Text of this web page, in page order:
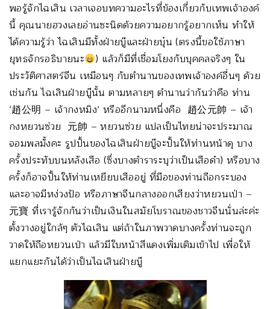
พอรู้จักไฉเสิน เวลาเจอบทความอะไรที่ข้องเกี่ยวกับเทพเจ้าองค์
นี้ คุณนายฮวงเลยอ่านซะนิดด้วยความอยากรู้อยากเห็น ทำให้
ได้ความรู้ว่า ไฉเสินมีทั้งฝ่ายบู๊และฝ่ายบุ๋น (ตรงนี้ขอใช้ภาษา
ยุทธจักรอธิบายนะ
) แล้วก็มีที่เชื่อมโยงกับบุคคลจริงๆ ใน
ประวัติศาสตร์จีน เหมือนๆ กับตำนานของเทพเจ้าองค์อื่นๆ ด้วย
เช่นกัน ไฉเสินฝ่ายบู๊นั้น ตามหลายๆ ตำนานว่ากันว่าคือ ท่าน
‘趙公明 – เจ้ากงหมิง’ หรืออีกนามหนึ่งคือ 趙公元帥 – เจ้า
กงหยวนซ่วย 元帥 – หยวนซ่วย แปลเป็นไทยน่าจะประมาณ
จอมพลมั้งคะ รูปปั้นของไฉเสินฝ่ายบู๊จะปั้นให้ท่านหน้าดุ บาง
ครั้งประทับบนหลังเสือ (ซึ่งบางตำราระบุว่าเป็นเสือดำ) หรือบาง
ครั้งก็อาจปั้นให้ท่านเหยียบเสืออยู่ ที่มือของท่านถือกระบอง
และอาจมีหง่วงป้อ หรือภาษาจีนกลางออกเสียงว่าหยวนเป่า –
元寶 ที่เรารู้จักกันว่าเป็นเงินในสมัยโบราณของชาวจีนนั่นล่ะค่ะ
ตั้งวางอยู่ใกล้ๆ ตัวไฉเสิน แต่ถ้าในภาพวาดบางครั้งท่านจะถูก
วาดให้ถือหยวนเป่า แล้วมีใบหน้าสีแดงเพิ่มเติมเข้าไป เพื่อให้
แยกแยะกันได้ว่าเป็นไฉเสินฝ่ายบู๊